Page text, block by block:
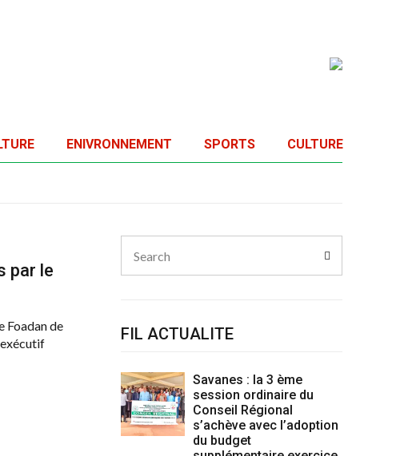
ENIVRONNEMENT SPORTS CULTURE
par le
Foadan de
exécutif
for:
FIL ACTUALITE
Savanes : la 3 ème
session ordinaire du
Conseil Régional
s’achève avec l’adoption
du budget